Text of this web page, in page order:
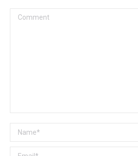
Comment
Name *
Email *